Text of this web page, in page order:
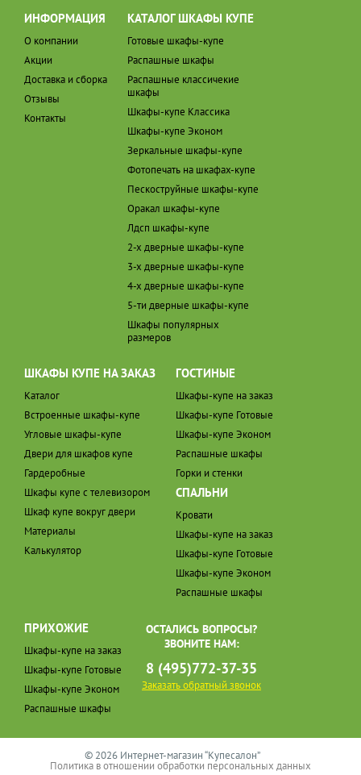
ИНФОРМАЦИЯ
О компании
Акции
Доставка и сборка
Отзывы
Контакты
КАТАЛОГ ШКАФЫ КУПЕ
Готовые шкафы-купе
Распашные шкафы
Распашные классичекие
шкафы
Шкафы-купе Классика
Шкафы-купе Эконом
Зеркальные шкафы-купе
Фотопечать на шкафах-купе
Пескоструйные шкафы-купе
Оракал шкафы-купе
Лдсп шкафы-купе
2-х дверные шкафы-купе
3-х дверные шкафы-купе
4-х дверные шкафы-купе
5-ти дверные шкафы-купе
Шкафы популярных
размеров
ШКАФЫ КУПЕ НА ЗАКАЗ
Каталог
Встроенные шкафы-купе
Угловые шкафы-купе
Двери для шкафов купе
Гардеробные
Шкафы купе с телевизором
Шкаф купе вокруг двери
Материалы
Калькулятор
ГОСТИНЫЕ
Шкафы-купе на заказ
Шкафы-купе Готовые
Шкафы-купе Эконом
Распашные шкафы
Горки и стенки
СПАЛЬНИ
Кровати
Шкафы-купе на заказ
Шкафы-купе Готовые
Шкафы-купе Эконом
Распашные шкафы
ПРИХОЖИЕ
Шкафы-купе на заказ
Шкафы-купе Готовые
Шкафы-купе Эконом
Распашные шкафы
ОСТАЛИСЬ ВОПРОСЫ?
ЗВОНИТЕ НАМ:
8 (495)772-37-35
Заказать обратный звонок
© 2026 Интернет-магазин “Купесалон”
Политика в отношении обработки персональных данных